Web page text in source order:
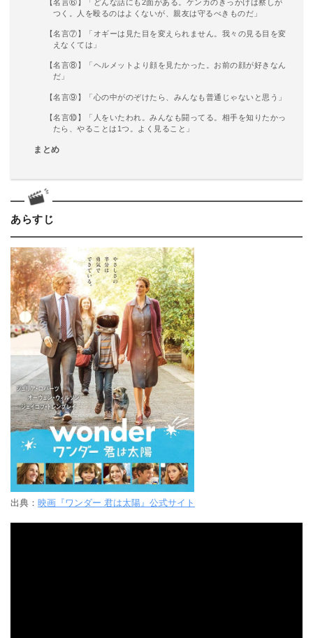
【名言⑥】「どんな話にも2面がある。ケンカのきっかけは察しが
つく。人を殴るのはよくないが、親友は守るべきものだ」
【名言⑦】「オギーは見た目を変えられません。我々の見る目を変
えなくては」
【名言⑧】「ヘルメットより顔を見たかった。お前の顔が好きなん
だ」
【名言⑨】「心の中がのぞけたら、みんなも普通じゃないと思う」
【名言⑩】「人をいたわれ。みんなも闘ってる。相手を知りたかっ
たら、やることは1つ。よく見ること」
まとめ
あらすじ
出典： 映画『ワンダー 君は太陽』公式サイト